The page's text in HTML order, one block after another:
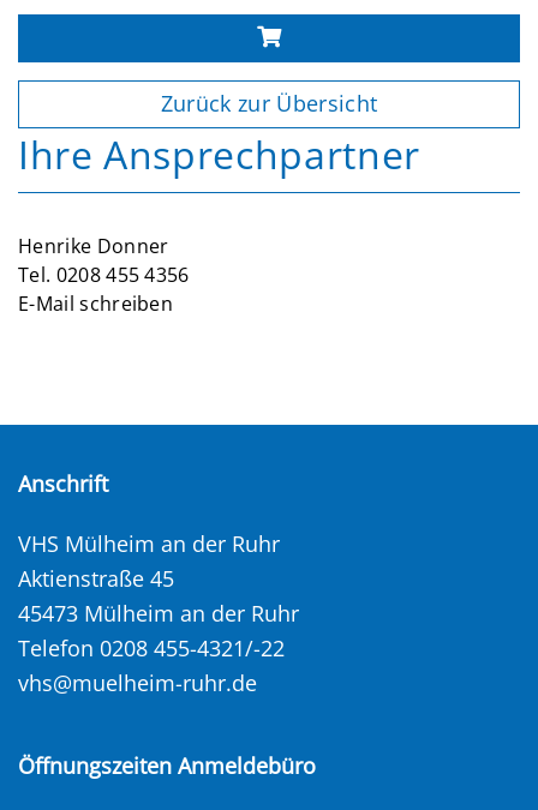
Zurück zur Übersicht
Ihre Ansprechpartner
Henrike Donner
Tel. 0208 455 4356
E-Mail schreiben
Anschrift
VHS Mülheim an der Ruhr
Aktienstraße 45
45473 Mülheim an der Ruhr
Telefon 0208 455-4321/-22
vhs@muelheim-ruhr.de
Öffnungszeiten Anmeldebüro